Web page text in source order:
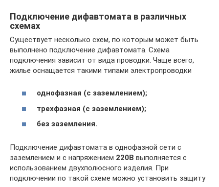
Подключение дифавтомата в различных
схемах
Существует несколько схем, по которым может быть
выполнено подключение дифавтомата. Схема
подключения зависит от вида проводки. Чаще всего,
жилье оснащается такими типами электропроводки
однофазная (с заземлением);
трехфазная (с заземлением);
без заземления.
Подключение дифавтомата в однофазной сети с
заземлением и с напряжением 220В выполняется с
использованием двухполюсного изделия. При
подключении по такой схеме можно установить защиту